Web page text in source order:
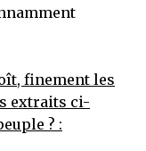
finement les
extraits ci-
? :